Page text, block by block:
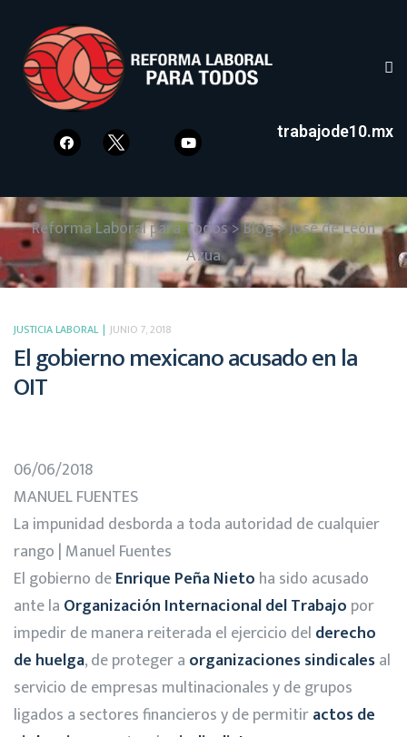
trabajode10.mx
Reforma Laboral para Todos>Blog>José de León
Azua
JUSTICIA LABORAL JUNIO 7, 2018
El gobierno mexicano acusado en la
OIT
06/06/2018
MANUEL FUENTES
La impunidad desborda a toda autoridad de cualquier
rango | Manuel Fuentes
El gobierno deEnrique Peña Nieto ha sido acusado
ante la Organización Internacional del Trabajo por
impedir de manera reiterada el ejercicio del derecho
de huelga, de proteger a organizaciones sindicalesal
servicio de empresas multinacionales y de grupos
ligados a sectores financieros y de permitiractos de